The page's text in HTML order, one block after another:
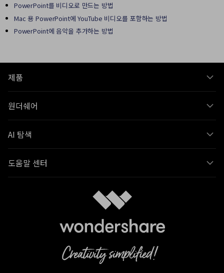
PowerPoint를 비디오로 만드는 방법
Mac 용 PowerPoint에 YouTube 비디오를 포함하는 방법
PowerPoint에 음악을 추가하는 방법
제품
원더쉐어
AI 탐색
도움말 센터